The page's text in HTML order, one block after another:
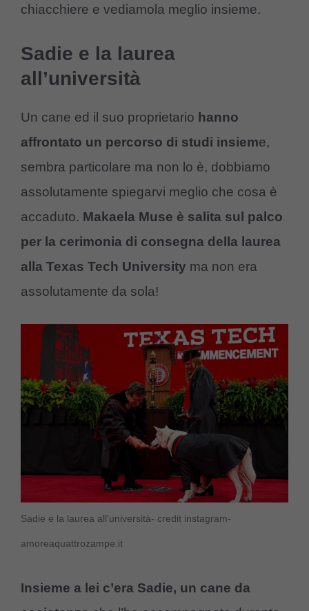
chiacchiere e vediamola meglio insieme.
Sadie e la laurea
all’università
Un cane ed il suo proprietario hanno
affrontato un percorso di studi insieme,
sembra particolare ma non lo è, dobbiamo
assolutamente spiegarvi meglio che cosa è
accaduto. Makaela Muse è salita sul palco
per la cerimonia di consegna della laurea
alla Texas Tech University ma non era
assolutamente da sola!
Sadie e la laurea all’università- credit instagram-
amoreaquattrozampe.it
Insieme a lei c’era Sadie, un cane da